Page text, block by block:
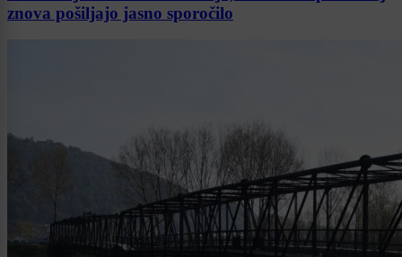
znova pošiljajo jasno sporočilo